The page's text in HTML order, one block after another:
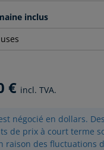
inclus
€ incl. TVA.
négocié en dollars. Des
de prix à court terme
raison des fluctuations